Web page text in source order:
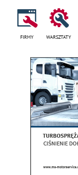
FIRMY WARSZTATY